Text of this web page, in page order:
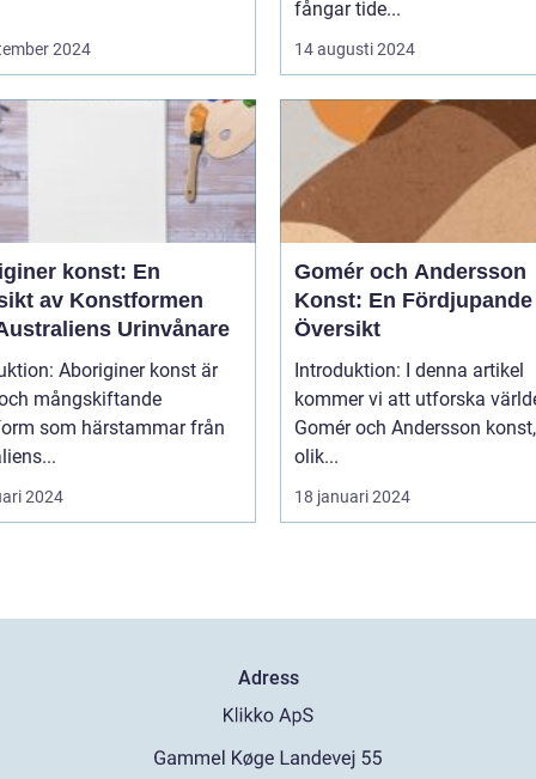
2024
fångar tide...
14 augusti 2024
konst: En
av Konstformen
Urinvånare
Aboriginer konst är
mångskiftande
som härstammar från
2024
Gomér och Andersson
Konst: En Fördjupande
Översikt
Introduktion: I denna artikel
kommer vi att utforska
Gomér och Andersson
olik...
18 januari 2024
Adress